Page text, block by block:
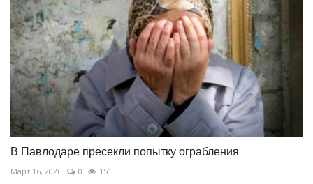
В Павлодаре пресекли попытку ограбления
Март 16, 2026 0 151